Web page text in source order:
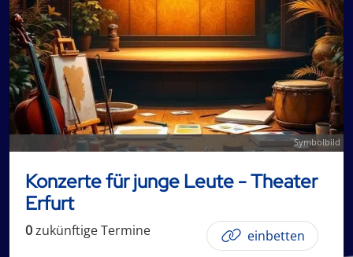
Symbolbild
Konzerte für junge Leute - Theater
Erfurt
0zukünftigeTermine einbetten